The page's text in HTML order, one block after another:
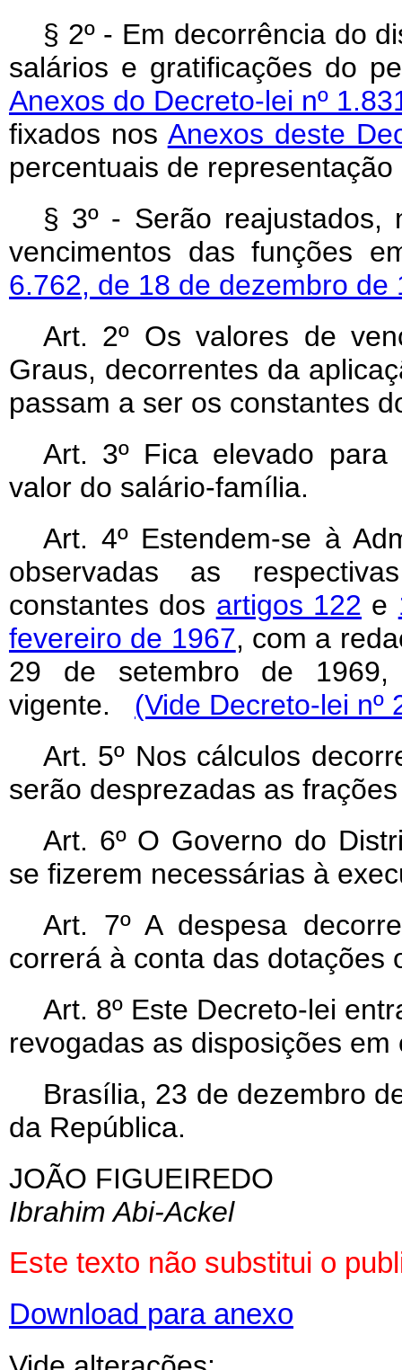
§ 2º - Em decorrência do
salários e gratificações do
Anexos do Decreto-lei nº
fixados nos Anexos deste
percentuais de
§ 3º - Serão reajustados,
vencimentos das funções
6.762, de 18 de dezembro de
Art. 2º Os valores de
Graus, decorrentes da
passam a ser os constantes
Art. 3º Fica elevado para
valor do salário-família.
Art. 4º Estendem-se à
observadas as
constantes dos artigos 122 e
fevereiro de 1967, com a
29 de setembro de 1969,
vigente. (Vide Decreto-lei nº
Art. 5º Nos cálculos
serão desprezadas as
Art. 6º O Governo do
se fizerem necessárias à
Art. 7º A despesa
correrá à conta das dotações
Art. 8º Este Decreto-lei
revogadas as disposições em
Brasília, 23 de dezembro
da República.
JOÃO FIGUEIREDO
Ibrahim Abi-Ackel
Este texto não substitui o
Download para anexo